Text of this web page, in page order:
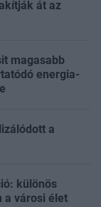
át az
magasabb
energia-
a
különös
a városi élet